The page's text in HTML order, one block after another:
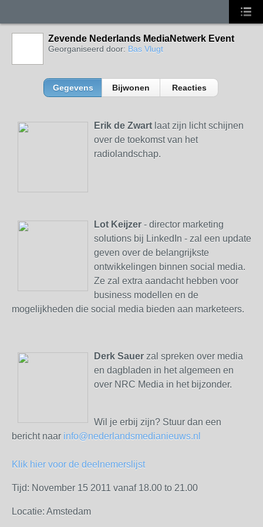
Zevende Nederlands MediaNetwerk Event
Georganiseerd door: Bas Vlugt
Gegevens Bijwonen Reacties
Erik de Zwart laat zijn licht schijnen
over de toekomst van het
radiolandschap.
Lot Keijzer - director marketing
solutions bij LinkedIn - zal een update
geven over de belangrijkste
ontwikkelingen binnen social media.
Ze zal extra aandacht hebben voor
business modellen en de
mogelijkheden die social media bieden aan marketeers.
Derk Sauer zal spreken over media
en dagbladen in hetalgemeen en
over NRC Media in hetbijzonder.
Wil je erbij zijn? Stuur dan een
bericht naar info@nederlandsmedianieuws.nl
Klik hier voor de deelnemerslijst
Tijd: November 15 2011 vanaf 18.00 to 21.00
Locatie: Amstedam